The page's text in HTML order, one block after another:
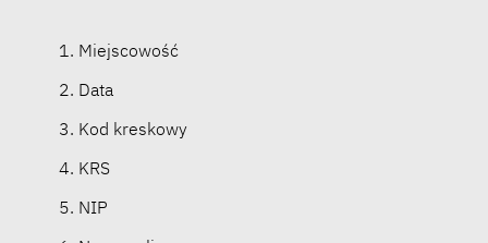
Miejscowość
Data
Kod kreskowy
KRS
NIP